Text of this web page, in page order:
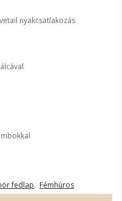
nyakcsatlakozás
fedlap, Fémhúros